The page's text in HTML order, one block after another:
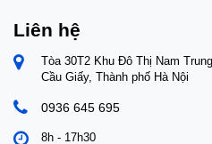
Liên hệ
Tòa 30T2 Khu Đô Thị Nam
Cầu Giấy, Thành phố Hà Nội
0936 645 695
8h - 17h30